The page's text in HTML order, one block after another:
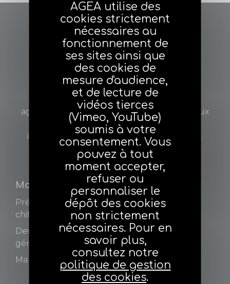
Votre Fédération
agéa défend les intérêts des agents généraux
d’assurance et ceux des adhérents à titre
individuel, au niveau national et européen.
Mon métier
Présentation et
chiffres
Devenir agent
général d'assurance
Ma conformité
Ma fiscalité
AGEA utilise des
cookies strictement
nécessaires au
fonctionnement de
ses sites ainsi que
des cookies de
mesure d'audience,
et de lecture de
vidéos tierces
(Vimeo, YouTube)
soumis à votre
consentement. Vous
pouvez à tout
moment accepter,
refuser ou
personnaliser le
dépôt des cookies
non strictement
nécessaires. Pour en
savoir plus,
consultez notre
politique de gestion
des cookies.